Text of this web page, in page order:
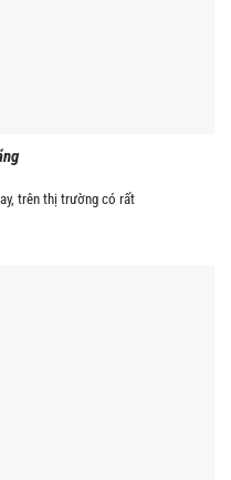
trên thị trường có rất